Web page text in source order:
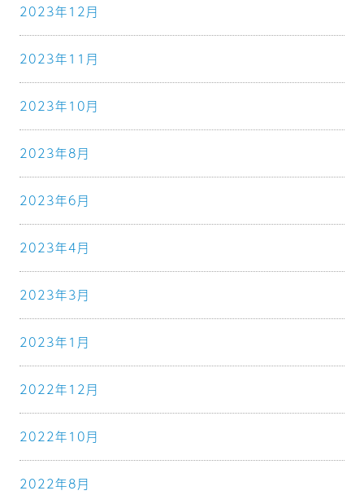
2023年12月
2023年11月
2023年10月
2023年8月
2023年6月
2023年4月
2023年3月
2023年1月
2022年12月
2022年10月
2022年8月